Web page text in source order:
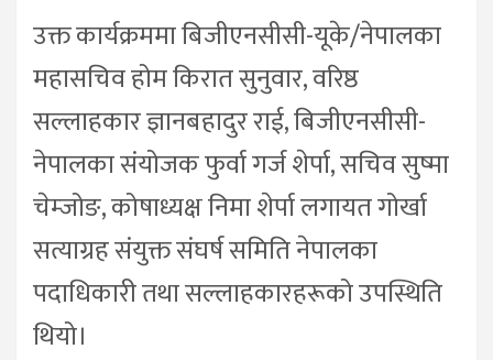
उक्त कार्यक्रममा बिजीएनसीसी-यूके/नेपालका
महासचिव होम किरात सुनुवार, वरिष्ठ
सल्लाहकार ज्ञानबहादुर राई, बिजीएनसीसी-
नेपालका संयोजक फुर्वा गर्ज शेर्पा, सचिव सुष्मा
चेम्जोङ, कोषाध्यक्ष निमा शेर्पा लगायत गोर्खा
सत्याग्रह संयुक्त संघर्ष समिति नेपालका
पदाधिकारी तथा सल्लाहकारहरूको उपस्थिति
थियो।